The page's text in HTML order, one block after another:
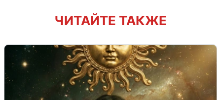
ЧИТАЙТЕ ТАКЖЕ